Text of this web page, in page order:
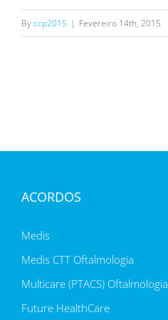
Byccp2015 | Fevereiro 14th, 2015
ACORDOS
Medis
Medis CTT Oftalmologia
Multicare (PTACS) Oftalmologia
Future HealthCare